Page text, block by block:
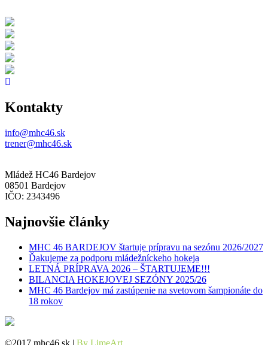
Kontakty
info@mhc46.sk
trener@mhc46.sk
Mládež HC46 Bardejov
08501 Bardejov
IČO: 2343496
Najnovšie články
MHC 46 BARDEJOV štartuje prípravu na sezónu 2026/2027
Ďakujeme za podporu mládežníckeho hokeja
LETNÁ PRÍPRAVA 2026 – ŠTARTUJEME!!!
BILANCIA HOKEJOVEJ SEZÓNY 2025/26
MHC 46 Bardejov má zastúpenie na svetovom šampionáte do
18 rokov
©2017 mhc46.sk | By LimeArt